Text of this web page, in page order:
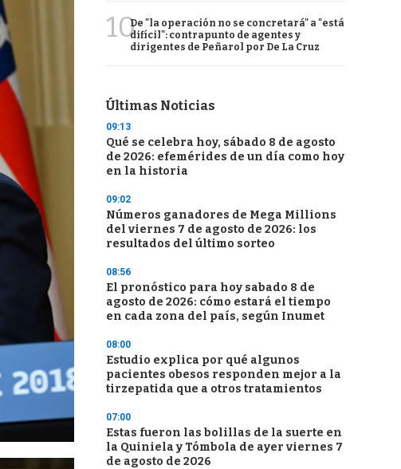
10De "la operación no se concretará" a "está
difícil": contrapunto de agentes y
dirigentes de Peñarol por De La Cruz
Últimas Noticias
09:13
Qué se celebra hoy, sábado 8 de agosto
de 2026: efemérides de un día como hoy
en la historia
09:02
Números ganadores de Mega Millions
del viernes 7 de agosto de 2026: los
resultados del último sorteo
08:56
El pronóstico para hoy sabado 8 de
agosto de 2026: cómo estará el tiempo
en cada zona del país, según Inumet
08:00
Estudio explica por qué algunos
pacientes obesos responden mejor a la
tirzepatida que a otros tratamientos
07:00
Estas fueron las bolillas de la suerte en
la Quiniela y Tómbola de ayer viernes 7
de agosto de 2026